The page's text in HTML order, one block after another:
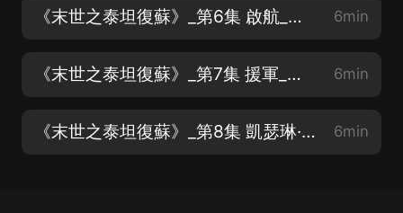
《末世之泰坦復蘇》_第6集 啟航_求訂閱求關注求月票 6min
《末世之泰坦復蘇》_第7集 援軍_求訂閱求關注求月票 6min
《末世之泰坦復蘇》_第8集 凱瑟琳·卡洛斯_求訂閱求關注求月票 6min